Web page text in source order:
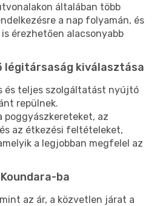
általában több
a nap folyamán, és
érezhetően alacsonyabb
légitársaság kiválasztása
és teljes szolgáltatást nyújtó
repülnek.
poggyászkereteket, az
az étkezési feltételeket,
a legjobban megfelel az
ba
az ár, a közvetlen járat a